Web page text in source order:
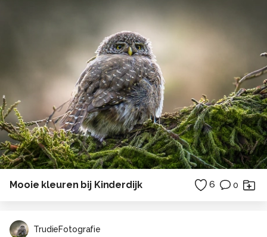
Mooie kleuren bij Kinderdijk 6 0
TrudieFotografie